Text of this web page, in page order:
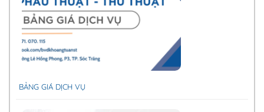
BẢNG GIÁ DỊCH VỤ